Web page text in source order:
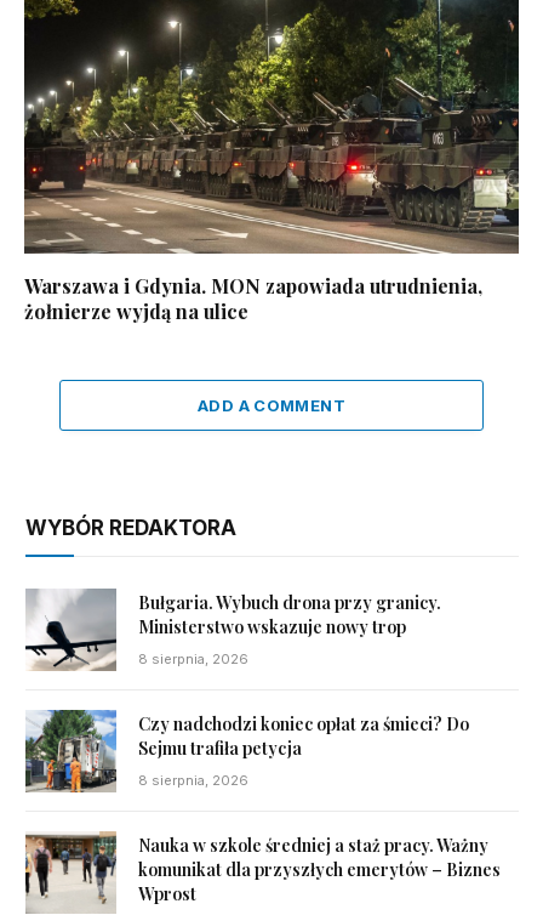
Warszawa i Gdynia. MON zapowiada utrudnienia,
żołnierze wyjdą na ulice
ADD A COMMENT
WYBÓR REDAKTORA
Bułgaria. Wybuch drona przy granicy.
Ministerstwo wskazuje nowy trop
8 sierpnia, 2026
Czy nadchodzi koniec opłat za śmieci? Do
Sejmu trafiła petycja
8 sierpnia, 2026
Nauka w szkole średniej a staż pracy. Ważny
komunikat dla przyszłych emerytów – Biznes
Wprost